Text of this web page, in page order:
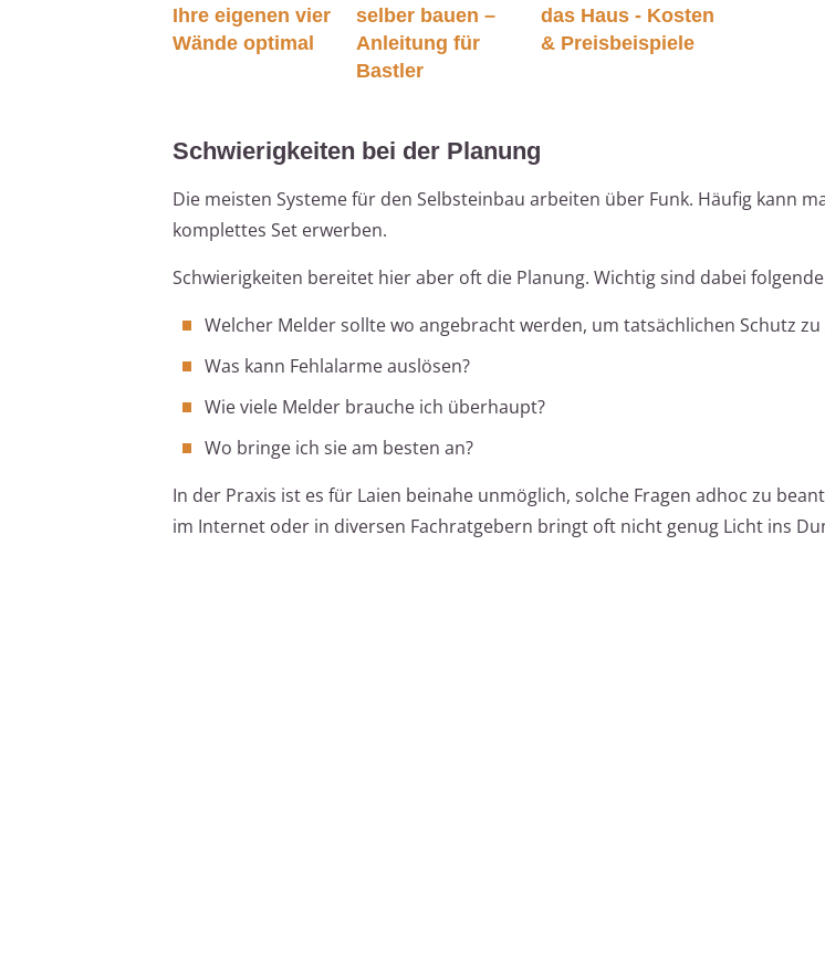
Ihre eigenen vier
Wände optimal
selber bauen –
Anleitung für
Bastler
das Haus - Kosten
& Preisbeispiele
Schwierigkeiten bei der Planung
Die meisten Systeme für den Selbsteinbau arbeiten über Funk. Häufig kann
komplettes Set erwerben.
Schwierigkeiten bereitet hier aber oft die Planung. Wichtig sind dabei folgende
Welcher Melder sollte wo angebracht werden, um tatsächlichen Schutz
Was kann Fehlalarme auslösen?
Wie viele Melder brauche ich überhaupt?
Wo bringe ich sie am besten an?
In der Praxis ist es für Laien beinahe unmöglich, solche Fragen adhoc zu
im Internet oder in diversen Fachratgebern bringt oft nicht genug Licht ins